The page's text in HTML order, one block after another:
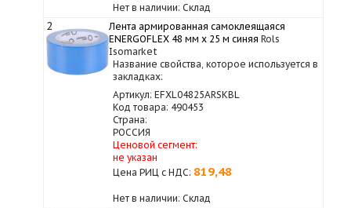
Нет в наличии: Склад
2
Лента армированная самоклеящаяся
ENERGOFLEX 48 мм х 25 м синяя Rols
Isomarket
Название свойства, которое используется в
закладках:
Артикул: EFXL04825ARSKBL
Код товара: 490453
Страна:
РОССИЯ
Ценовой сегмент:
не указан
Цена РИЦ с НДС: 819,48
Нет в наличии: Склад